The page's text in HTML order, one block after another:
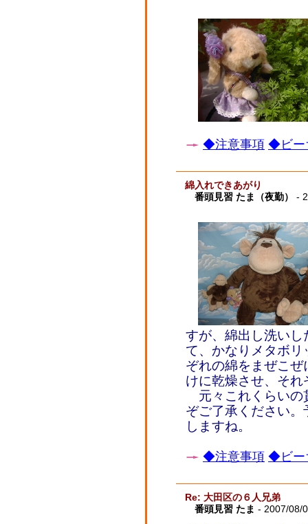
◆注意事項 ◆ビー
綿入れできあがり
番頭見習 たま（夜勤）
-
すが、綿出し洗い
て、かなりメタボ
ぞれの綿をまぜこ
けに乾燥させ、そ
元々これくらいの
ぞご了承ください
しますね。
◆注意事項 ◆ビー
Re: 大田区の６人兄弟
番頭見習 たま - 2007/08/